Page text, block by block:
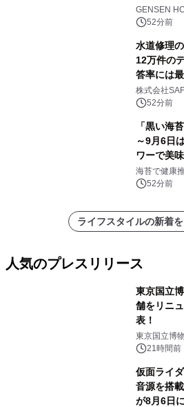
ーズ初の
GENSEN
52分前
水道修理
12万件の
答率には
がりやす
株式会社
52分前
「黒い海
～9月6日
ワーで美
けします！
海苔で健康
52分前
ライフスタイルの新着
人気のプレスリリース
東京国立
舗をリニ
表！
東京国立博
21時間前
仮面ライ
音源を搭
が8月6日